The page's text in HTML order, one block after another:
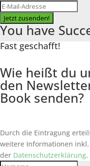
Jetzt zusenden!
You have
Fast geschafft!
Wie heißt du
den
Book senden?
Durch die Eintragung
weitere Informationen inkl.
der Datenschutzerklärung.